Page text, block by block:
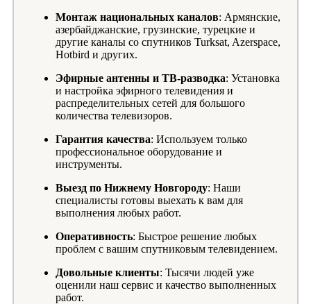
Монтаж национальных каналов: Армянские,
азербайджанские, грузинские, турецкие и
другие каналы со спутников Turksat, Azerspace,
Hotbird и других.
Эфирные антенны и ТВ-разводка: Установка
и настройка эфирного телевидения и
распределительных сетей для большого
количества телевизоров.
Гарантия качества: Используем только
профессиональное оборудование и
инструменты.
Выезд по Нижнему Новгороду: Наши
специалисты готовы выехать к вам для
выполнения любых работ.
Оперативность: Быстрое решение любых
проблем с вашим спутниковым телевидением.
Довольные клиенты: Тысячи людей уже
оценили наш сервис и качество выполненных
работ.